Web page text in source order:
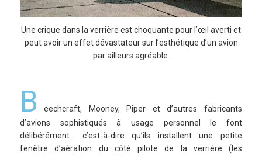
Une crique dans la verrière est choquante pour l’œil averti et
peut avoir un effet dévastateur sur l’esthétique d’un avion
par ailleurs agréable.
B
eechcraft, Mooney, Piper et d’autres fabricants
d’avions sophistiqués à usage personnel le font
délibérément… c’est-à-dire qu’ils installent une petite
fenêtre d’aération du côté pilote de la verrière (les